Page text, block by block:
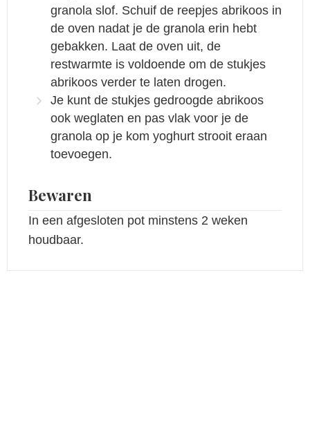
granola slof. Schuif de reepjes abrikoos in
de oven nadat je de granola erin hebt
gebakken. Laat de oven uit, de
restwarmte is voldoende om de stukjes
abrikoos verder te laten drogen.
Je kunt de stukjes gedroogde abrikoos
ook weglaten en pas vlak voor je de
granola op je kom yoghurt strooit eraan
toevoegen.
Bewaren
In een afgesloten pot minstens 2 weken
houdbaar.